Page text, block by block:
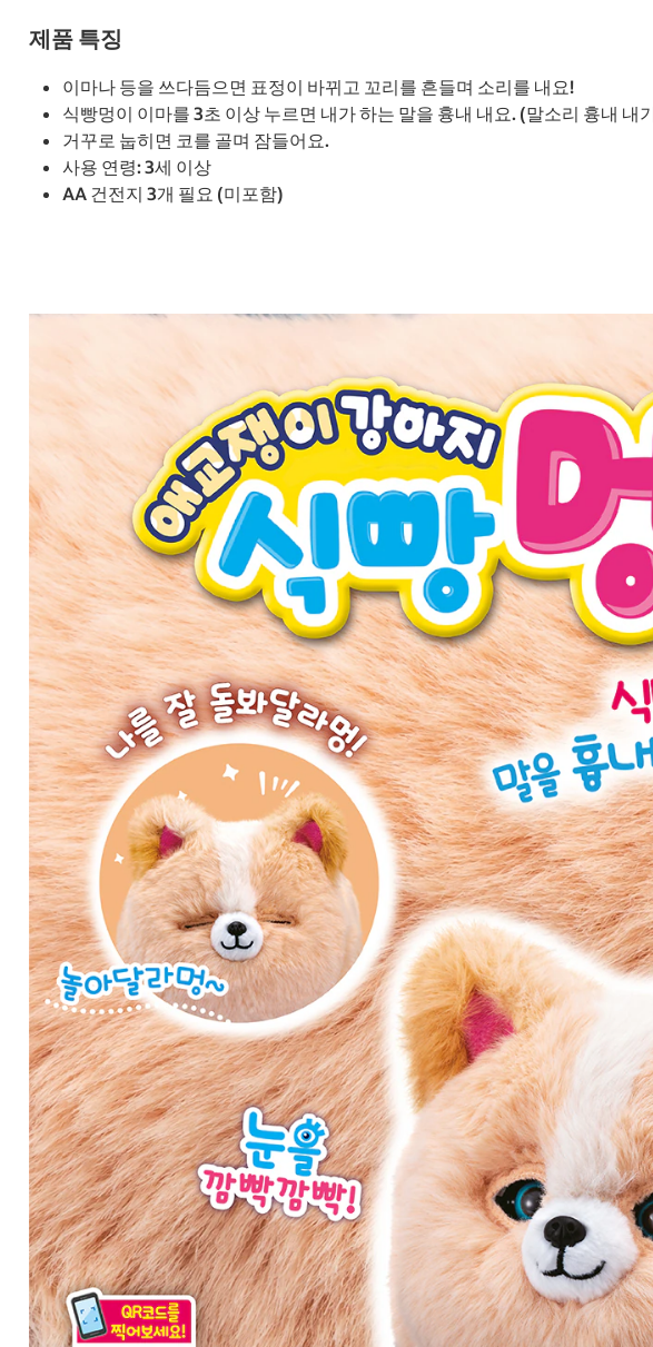
제품 특징
이마나 등을 쓰다듬으면 표정이 바뀌고 꼬리를 흔들며 소리를 내요!
식빵멍이 이마를 3초 이상 누르면 내가 하는 말을 흉내 내요. (말소리 흉내 내
거꾸로 눕히면 코를 골며 잠들어요.
사용 연령: 3세 이상
AA 건전지 3개 필요 (미포함)